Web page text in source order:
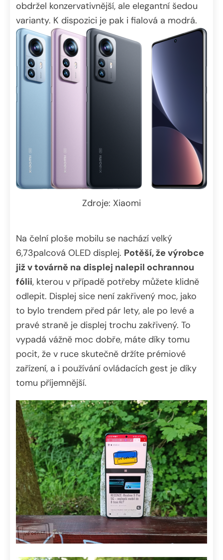
obdržel konzervativnější, ale elegantní šedou
varianty. K dispozici je pak i fialová a modrá.
Zdroje: Xiaomi
Na čelní ploše mobilu se nachází velký
6,73palcová OLED displej. Potěší, že výrobce
již v továrně na displej nalepil ochrannou
fólii, kterou v případě potřeby můžete klidně
odlepit. Displej sice není zakřivený moc, jako
to bylo trendem před pár lety, ale po levé a
pravé straně je displej trochu zakřivený. To
vypadá vážně moc dobře, máte díky tomu
pocit, že v ruce skutečně držíte prémiové
zařízení, a i používání ovládacích gest je díky
tomu příjemnější.